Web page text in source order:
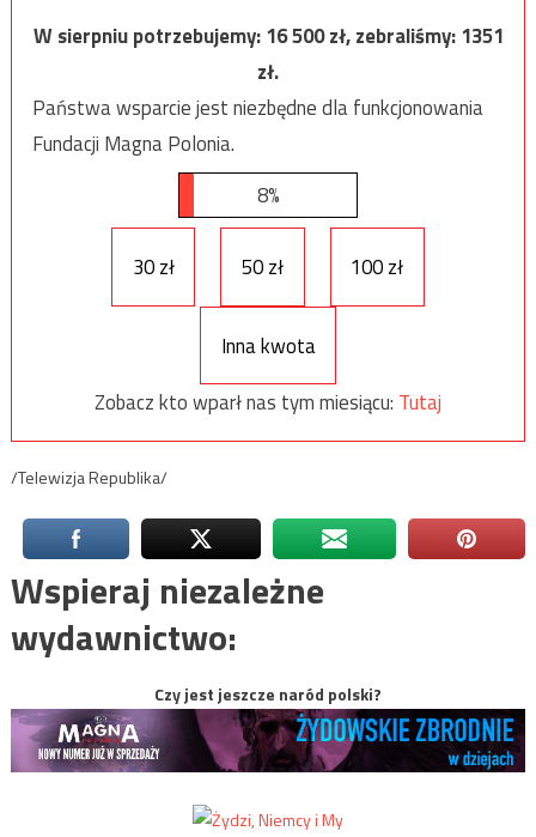
W sierpniu potrzebujemy:16 500zł, zebraliśmy:1351
zł.
Państwa wsparcie jest niezbędne dla funkcjonowania
Fundacji Magna Polonia.
8%
30 zł 50 zł 100 zł
Inna kwota
Zobacz kto wparł nas tym miesiącu: Tutaj
/Telewizja Republika/
Wspieraj niezależne
wydawnictwo:
Czy jest jeszcze naród polski?